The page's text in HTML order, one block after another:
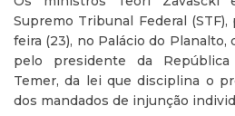
Supremo Tribunal Federal
feira (23), no Palácio do Planalto,
pelo presidente da
Temer, da lei que disciplina o
dos mandados de injunção